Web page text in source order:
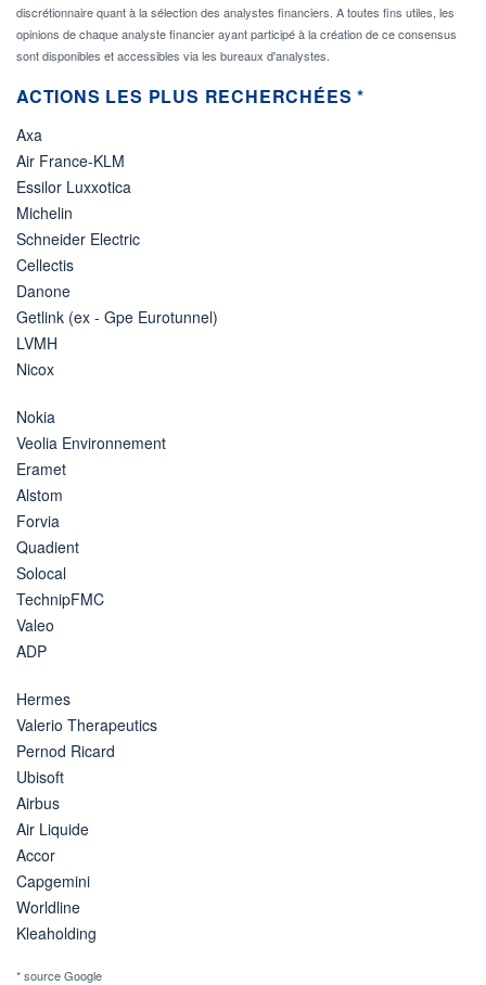
discrétionnaire quant à la sélection des analystes financiers. A toutes fins utiles, les
opinions de chaque analyste financier ayant participé à la création de ce consensus
sont disponibles et accessibles via les bureaux d'analystes.
ACTIONS LES PLUS RECHERCHÉES *
Axa
Air France-KLM
Essilor Luxxotica
Michelin
Schneider Electric
Cellectis
Danone
Getlink (ex - Gpe Eurotunnel)
LVMH
Nicox
Nokia
Veolia Environnement
Eramet
Alstom
Forvia
Quadient
Solocal
TechnipFMC
Valeo
ADP
Hermes
Valerio Therapeutics
Pernod Ricard
Ubisoft
Airbus
Air Liquide
Accor
Capgemini
Worldline
Kleaholding
* source Google